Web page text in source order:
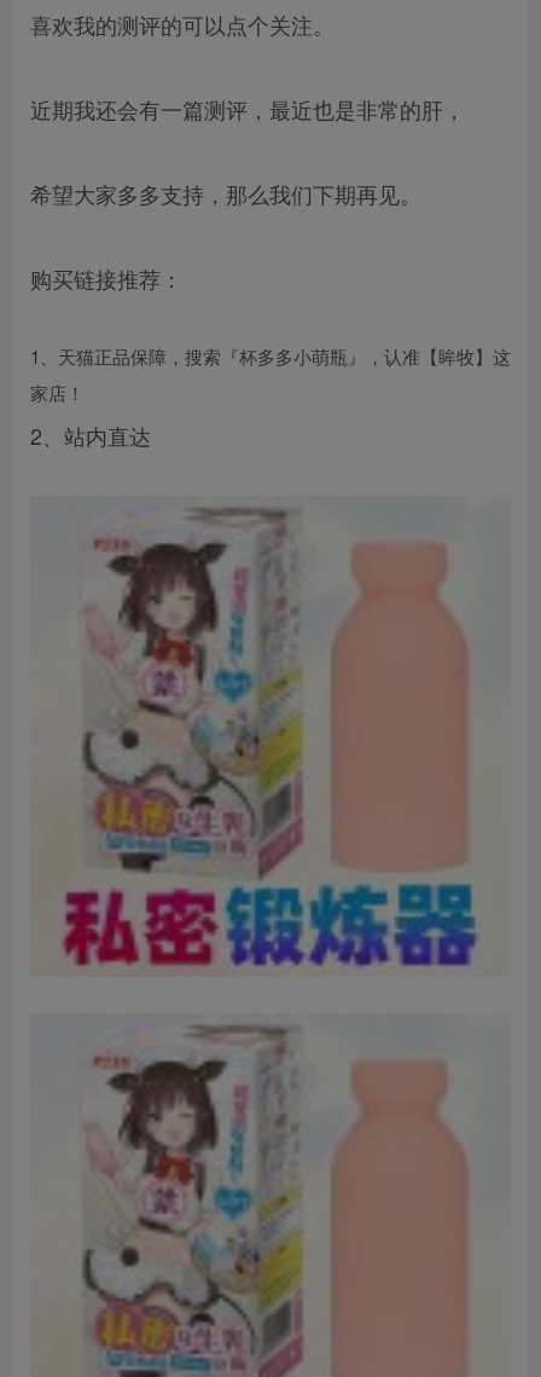
喜欢我的测评的可以点个关注。
近期我还会有一篇测评，最近也是非常的肝，
希望大家多多支持，那么我们下期再见。
购买链接推荐：
1、天猫正品保障，搜索『杯多多小萌瓶』，认准【眸牧】这
家店！
2、站内直达